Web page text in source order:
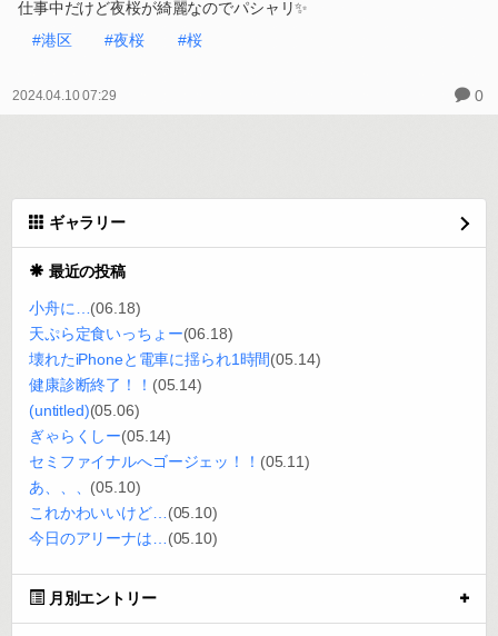
仕事中だけど夜桜が綺麗なのでパシャリ✨
#港区
#夜桜 #桜
2024.04.10 07:29 0
ギャラリー
最近の投稿
小舟に… (06.18)
天ぷら定食いっちょー(06.18)
壊れたiPhoneと電車に揺られ1時間(05.14)
健康診断終了！！ (05.14)
(untitled)(05.06)
ぎゃらくしー(05.14)
セミファイナルへゴージェッ！！ (05.11)
あ、、、 (05.10)
これかわいいけど… (05.10)
今日のアリーナは… (05.10)
月別エントリー